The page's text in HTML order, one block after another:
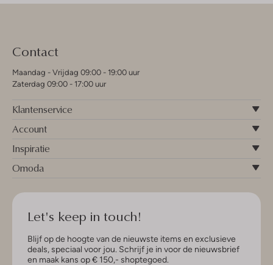
Contact
Maandag - Vrijdag 09:00 - 19:00 uur
Zaterdag 09:00 - 17:00 uur
Klantenservice
Account
Inspiratie
Omoda
Let's keep in touch!
Blijf op de hoogte van de nieuwste items en exclusieve
deals, speciaal voor jou. Schrijf je in voor de nieuwsbrief
en maak kans op € 150,- shoptegoed.